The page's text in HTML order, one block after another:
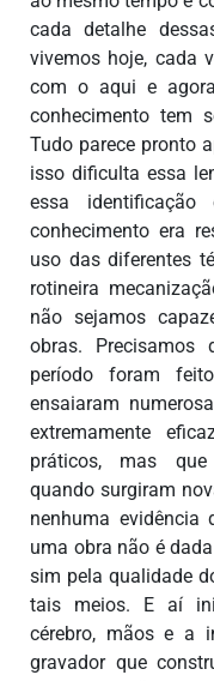
cada detalhe
vivemos hoje, cada
com o aqui e
conhecimento tem
Tudo parece pronto
isso dificulta essa
essa
conhecimento era
uso das diferentes
rotineira
não sejamos
obras. Precisamos
período foram
ensaiaram
extremamente
práticos, mas que
quando surgiram
nenhuma
uma obra não é
sim pela qualidade
tais meios. E aí
cérebro, mãos e a
gravador que